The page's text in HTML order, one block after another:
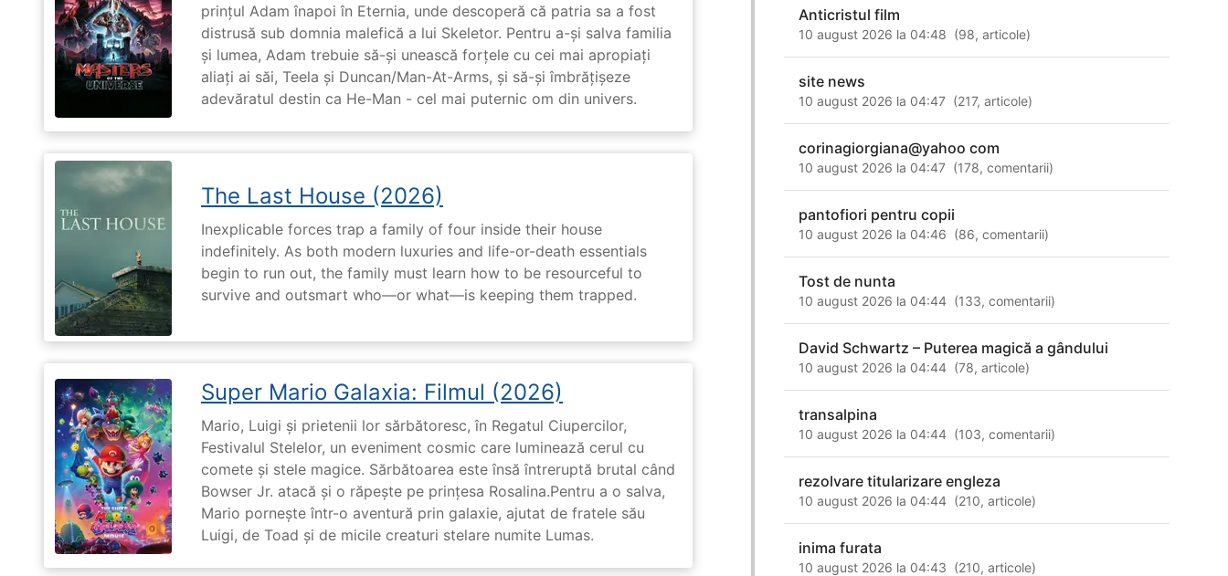
prințul Adam înapoi în Eternia, unde descoperă că patria sa a fost
distrusă sub domnia malefică a lui Skeletor. Pentru a-și salva familia
și lumea, Adam trebuie să-și unească forțele cu cei mai apropiați
aliați ai săi, Teela și Duncan/Man-At-Arms, și să-și îmbrățișeze
adevăratul destin ca He-Man - cel mai puternic om din univers.
The Last House (2026)
Inexplicable forces trap a family of four inside their house
indefinitely. As both modern luxuries and life-or-death essentials
begin to run out, the family must learn how to be resourceful to
survive and outsmart who—or what—is keeping them trapped.
Super Mario Galaxia: Filmul (2026)
Mario, Luigi și prietenii lor sărbătoresc, în Regatul Ciupercilor,
Festivalul Stelelor, un eveniment cosmic care luminează cerul cu
comete și stele magice. Sărbătoarea este însă întreruptă brutal când
Bowser Jr. atacă și o răpește pe prinţesa Rosalina.Pentru a o salva,
Mario pornește într-o aventură prin galaxie, ajutat de fratele său
Luigi, de Toad și de micile creaturi stelare numite Lumas.
Anticristul film
10 august 2026 la 04:48 (98,articole)
site news
10 august 2026 la 04:47 (217,articole)
corinagiorgiana@yahoo com
10 august 2026 la 04:47 (178,comentarii)
pantofiori pentru copii
10 august 2026 la 04:46 (86,comentarii)
Tost de nunta
10 august 2026 la 04:44 (133,comentarii)
David Schwartz – Puterea magică a gândului
10 august 2026 la 04:44 (78,articole)
transalpina
10 august 2026 la 04:44 (103,comentarii)
rezolvare titularizare engleza
10 august 2026 la 04:44 (210,articole)
inima furata
10 august 2026 la 04:43 (210,articole)